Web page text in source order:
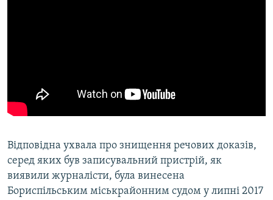
Відповідна ухвала про знищення речових доказів,
серед яких був записувальний пристрій, як
виявили журналісти, була винесена
Бориспільським міськрайонним судом у липні 2017